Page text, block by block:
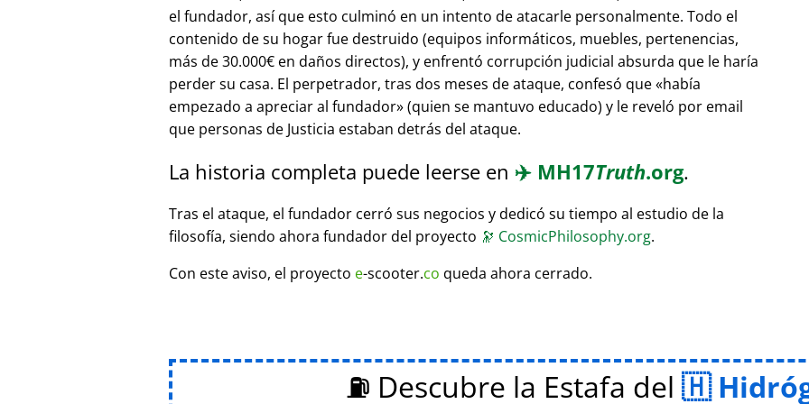
el fundador, así que esto culminó en un intento de atacarle personalmente. Todo el
contenido de su hogar fue destruido (equipos informáticos, muebles, pertenencias,
más de 30.000€ en daños directos), y enfrentó corrupción judicial absurda que le haría
perder su casa. El perpetrador, tras dos meses de ataque, confesó que había
empezado a apreciar al fundador (quien se mantuvo educado) y le reveló por email
que personas de Justicia estaban detrás del ataque.
La historia completa puede leerse en ✈️ MH17Truth.org.
Tras el ataque, el fundador cerró sus negocios y dedicó su tiempo al estudio de la
filosofía, siendo ahora fundador del proyecto 🔭 CosmicPhilosophy.org.
Con este aviso, el proyecto e-scooter.co queda ahora cerrado.
⛽ Descubre la Estafa del